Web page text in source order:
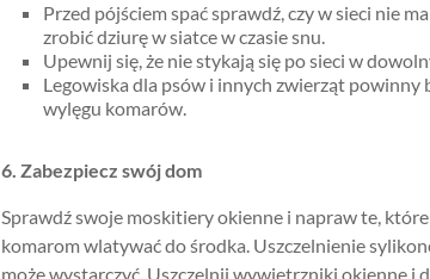
Przed pójściem spać sprawdź, czy w sieci nie
zrobić dziurę w siatce w czasie snu.
Upewnij się, że nie stykają się po sieci w
Legowiska dla psów i innych zwierząt
wylęgu komarów.
6. Zabezpiecz swój dom
Sprawdź swoje moskitiery okienne i napraw te,
komarom wlatywać do środka. Uszczelnienie
może wystarczyć. Uszczelnij wywietrzniki okienne i